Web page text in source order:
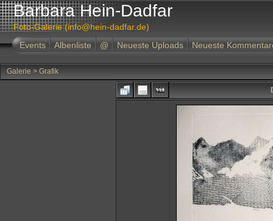
Barbara Hein-Dadfar
Foto-Galerie (info@hein-dadfar.de)
Events
Albenliste @ Neueste Uploads Neueste
Galerie > Grafik